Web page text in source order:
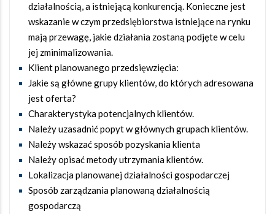
działalnością, a istniejącą konkurencją. Konieczne jest
wskazanie w czym przedsiębiorstwa istniejące na rynku
mają przewagę, jakie działania zostaną podjęte w celu
jej zminimalizowania.
Klient planowanego przedsięwzięcia:
Jakie są główne grupy klientów, do których adresowana
jest oferta?
Charakterystyka potencjalnych klientów.
Należy uzasadnić popyt w głównych grupach klientów.
Należy wskazać sposób pozyskania klienta
Należy opisać metody utrzymania klientów.
Lokalizacja planowanej działalności gospodarczej
Sposób zarządzania planowaną działalnością
gospodarczą